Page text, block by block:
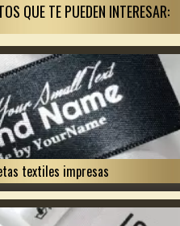
QUE TE PUEDEN INTERESAR:
textiles impresas